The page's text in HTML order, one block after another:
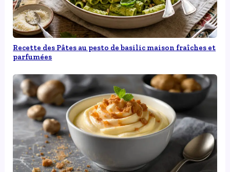
Recette des Pâtes au pesto de basilic maison fraîches et
parfumées